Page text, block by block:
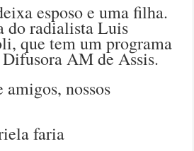
esposo e uma filha.
do radialista Luis
que tem um programa
AM de Assis.
nossos